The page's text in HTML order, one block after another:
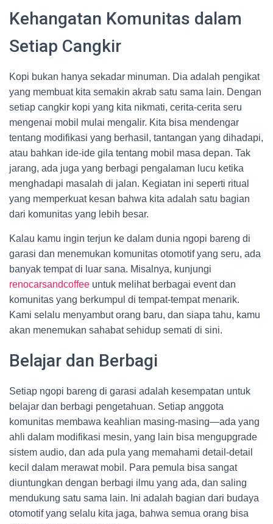
Kehangatan Komunitas dalam
Setiap Cangkir
Kopi bukan hanya sekadar minuman. Dia adalah pengikat
yang membuat kita semakin akrab satu sama lain. Dengan
setiap cangkir kopi yang kita nikmati, cerita-cerita seru
mengenai mobil mulai mengalir. Kita bisa mendengar
tentang modifikasi yang berhasil, tantangan yang dihadapi,
atau bahkan ide-ide gila tentang mobil masa depan. Tak
jarang, ada juga yang berbagi pengalaman lucu ketika
menghadapi masalah di jalan. Kegiatan ini seperti ritual
yang memperkuat kesan bahwa kita adalah satu bagian
dari komunitas yang lebih besar.
Kalau kamu ingin terjun ke dalam dunia ngopi bareng di
garasi dan menemukan komunitas otomotif yang seru, ada
banyak tempat di luar sana. Misalnya, kunjungi
renocarsandcoffee untuk melihat berbagai event dan
komunitas yang berkumpul di tempat-tempat menarik.
Kami selalu menyambut orang baru, dan siapa tahu, kamu
akan menemukan sahabat sehidup semati di sini.
Belajar dan Berbagi
Setiap ngopi bareng di garasi adalah kesempatan untuk
belajar dan berbagi pengetahuan. Setiap anggota
komunitas membawa keahlian masing-masing—ada yang
ahli dalam modifikasi mesin, yang lain bisa mengupgrade
sistem audio, dan ada pula yang memahami detail-detail
kecil dalam merawat mobil. Para pemula bisa sangat
diuntungkan dengan berbagi ilmu yang ada, dan saling
mendukung satu sama lain. Ini adalah bagian dari budaya
otomotif yang selalu kita jaga, bahwa semua orang bisa